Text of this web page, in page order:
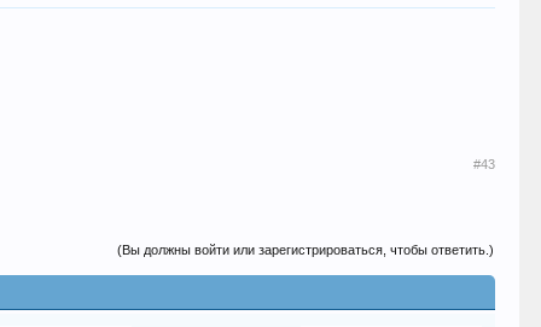
#43
(Вы должны войти или зарегистрироваться, чтобы ответить.)